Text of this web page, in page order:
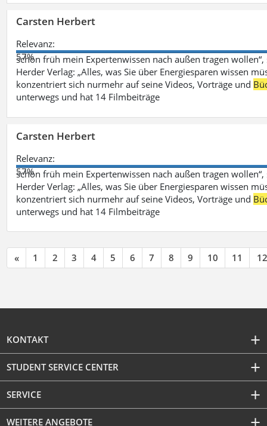
Carsten Herbert
Relevanz:
57%
schon früh mein Expertenwissen nach außen tragen
Herder Verlag: „Alles, was Sie über Energiesparen wissen
konzentriert sich nurmehr auf seine Videos, Vorträge und
unterwegs und hat 14 Filmbeiträge
Carsten Herbert
Relevanz:
57%
schon früh mein Expertenwissen nach außen tragen
Herder Verlag: „Alles, was Sie über Energiesparen wissen
konzentriert sich nurmehr auf seine Videos, Vorträge und
unterwegs und hat 14 Filmbeiträge
« 1 2 3 4 5 6 7 8 9 10 11 12
KONTAKT
STUDENT SERVICE CENTER
SERVICE
WEITERE ANGEBOTE